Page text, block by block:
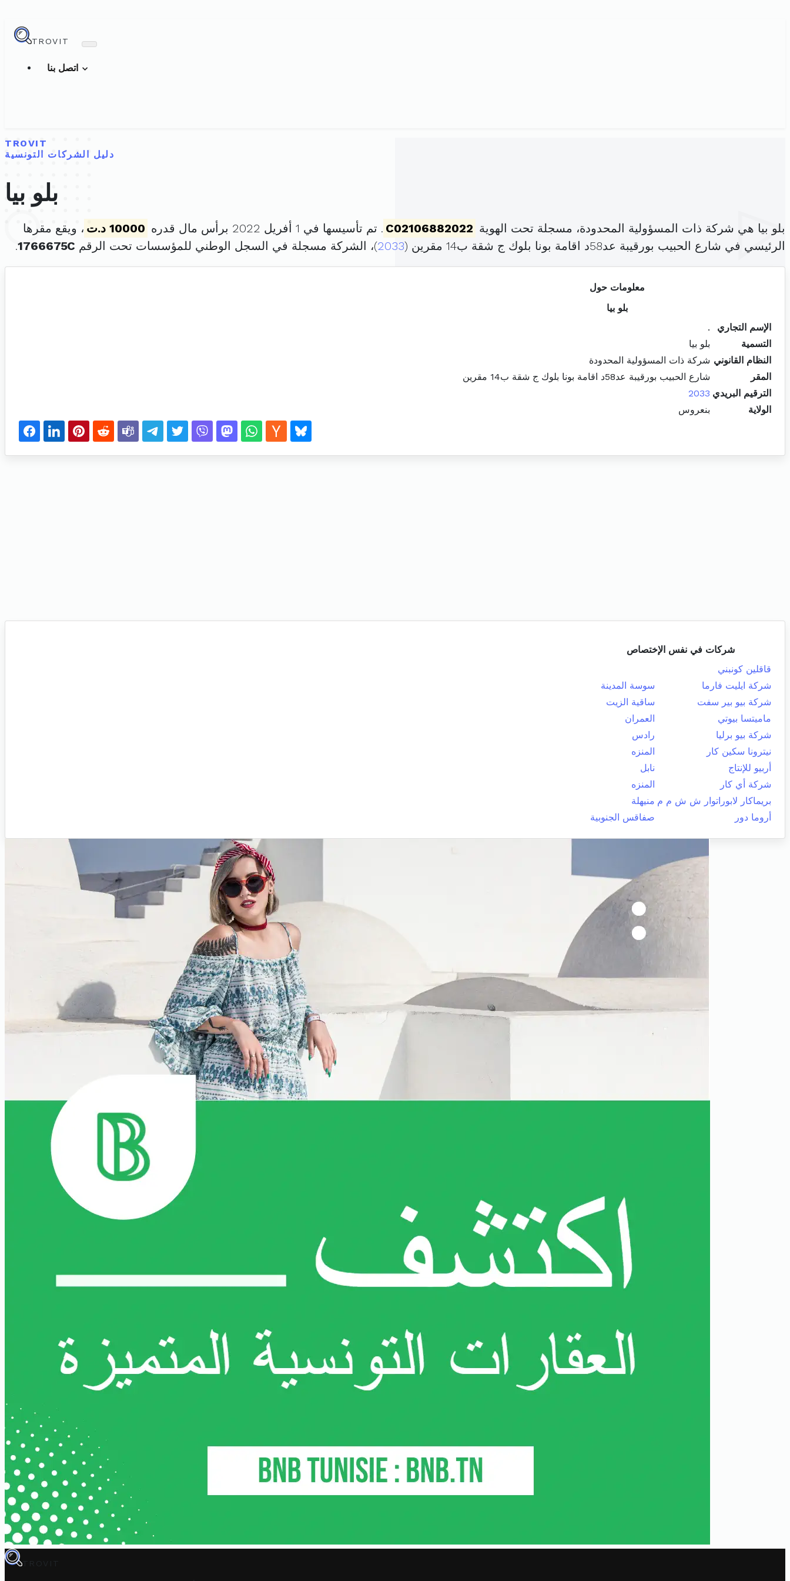
TROVIT
TROVIT
دليل الشركات التونسية
بلو بيا
بلو بيا هي شركة ذات المسؤولية المحدودة، مسجلة تحت الهوية C02106882022 . تم تأسيسها في 1 أفريل 2022 برأس مال قدره 10000 د.ت
، ويقع مقرها
الرئيسي في شارع الحبيب بورقيبة عد58د اقامة بونا بلوك ج شقة ب14 مقرين (
2033)، الشركة مسجلة في السجل الوطني للمؤسسات تحت الرقم 1766675C
.
معلومات حول
بلو بيا
الإسم التجاري
.
التسمية
بلو بيا
النظام القانوني شركة ذات المسؤولية المحدودة
المقر
شارع الحبيب بورقيبة عد58د اقامة بونا بلوك ج شقة ب14 مقرين
الترقيم البريدي 2033
الولاية
بنعروس
شركات في نفس الإختصاص
قاقلين كونبني
شركة ايليت فارما
سوسة المدينة
شركة بيو بير سفت
ساقية الزيت
ماميتسا بيوتي
العمران
شركة بيو برليا
رادس
نيترونا سكين كار
المنزه
أربيو للإنتاج
نابل
شركة أي كار
المنزه
بريماكار لابوراتوار ش ش م م منيهلة
أروما دور
صفاقس الجنوبية
TROVIT